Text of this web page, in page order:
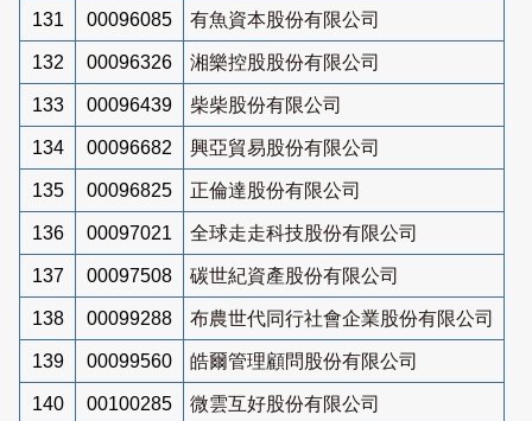
131 00096085 有魚資本股份有限公司
132 00096326 湘樂控股股份有限公司
133 00096439 柴柴股份有限公司
134 00096682 興亞貿易股份有限公司
135 00096825 正倫達股份有限公司
136 00097021 全球走走科技股份有限公司
137 00097508 碳世紀資產股份有限公司
138 00099288 布農世代同行社會企業股份有限公司
139 00099560 皓爾管理顧問股份有限公司
140 00100285 微雲互好股份有限公司